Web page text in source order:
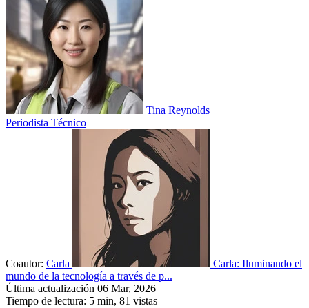
Tina Reynolds
Periodista Técnico
Coautor: Carla
Carla: Iluminando el
mundo de la tecnología a través de p...
Última actualización 06 Mar, 2026
Tiempo de lectura: 5 min, 81 vistas